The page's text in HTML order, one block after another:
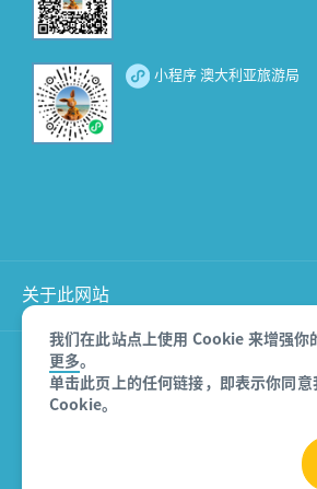
我们在此站点上使用 Cookie 来增强你
更多。
单击此页上的任何链接，即表示你同意
Cookie。
小程序 澳大利亚旅游局
关于此网站
产品免责声明
沪ICP备08007532号-3